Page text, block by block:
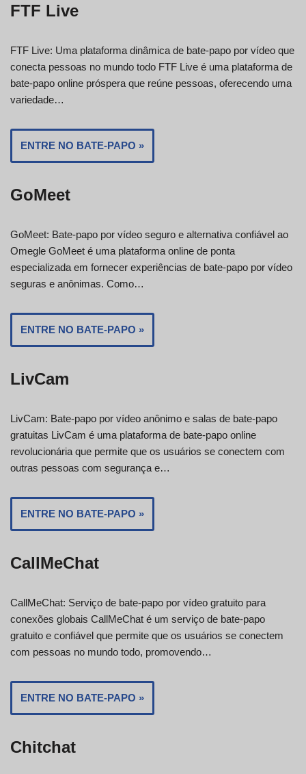
FTF Live
FTF Live: Uma plataforma dinâmica de bate-papo por vídeo que
conecta pessoas no mundo todo FTF Live é uma plataforma de
bate-papo online próspera que reúne pessoas, oferecendo uma
variedade…
ENTRE NO BATE-PAPO »
GoMeet
GoMeet: Bate-papo por vídeo seguro e alternativa confiável ao
Omegle GoMeet é uma plataforma online de ponta
especializada em fornecer experiências de bate-papo por vídeo
seguras e anônimas. Como…
ENTRE NO BATE-PAPO »
LivCam
LivCam: Bate-papo por vídeo anônimo e salas de bate-papo
gratuitas LivCam é uma plataforma de bate-papo online
revolucionária que permite que os usuários se conectem com
outras pessoas com segurança e…
ENTRE NO BATE-PAPO »
CallMeChat
CallMeChat: Serviço de bate-papo por vídeo gratuito para
conexões globais CallMeChat é um serviço de bate-papo
gratuito e confiável que permite que os usuários se conectem
com pessoas no mundo todo, promovendo…
ENTRE NO BATE-PAPO »
Chitchat